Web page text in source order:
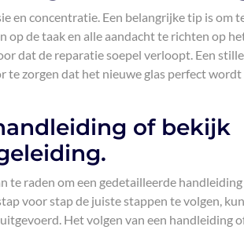
en concentratie. Een belangrijke tip is om
de taak en alle aandacht te richten op
dat de reparatie soepel verloopt. Een
zorgen dat het nieuwe glas perfect
of bekijk
te raden om een gedetailleerde
voor stap de juiste stappen te volgen,
Het volgen van een handleiding